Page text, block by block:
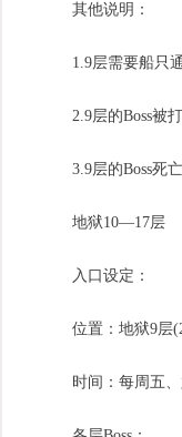
其他说明：
1.9层需要船只通
2.9层的Boss被打
3.9层的Boss死亡
地狱10—17层
入口设定：
位置：地狱9层
时间：每周五、